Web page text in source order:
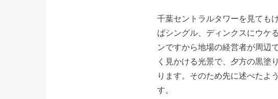
千葉セントラルタワーを見ても
ばシングル、ディンクスにウケ
ンですから地場の経営者が周辺
く見かける光景で、夕方の黒塗
ります。そのため先に述べたよ
す。